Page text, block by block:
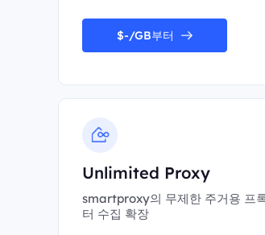
$-/GB부터
Unlimited Proxy
smartproxy의 무제한 주거용 프
터 수집 확장